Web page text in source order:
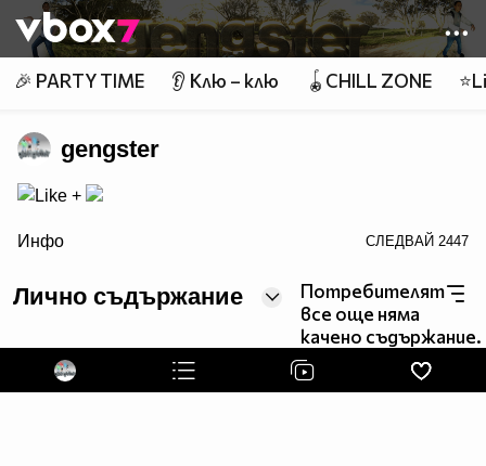
Member of
👾
🎉 PARTY TIME 👂 Клю – клю 🪀CHILL ZONE
gengster
Инфо СЛЕДВАЙ 2447
Лично съдържание
Потребителят
все още няма
качено съдържание.